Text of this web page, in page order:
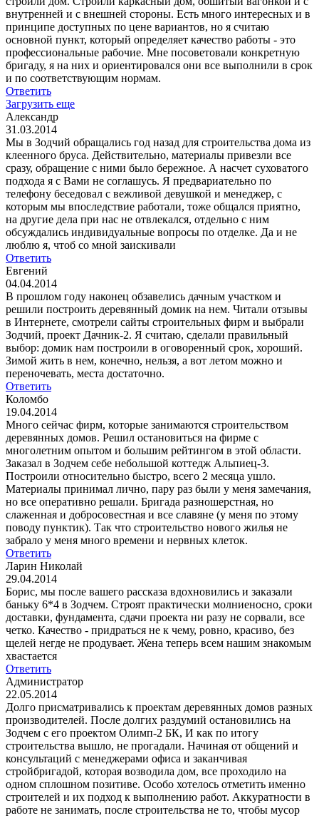
внутренней и с внешней стороны. Есть много интересных и в
принципе доступных по цене вариантов, но я считаю
основной пункт, который определяет качество работы - это
профессиональные рабочие. Мне посоветовали конкретную
бригаду, я на них и ориентировался они все выполнили в срок
и по соответствующим нормам.
Ответить
Загрузить еще
Александр
31.03.2014
Мы в Зодчий обращались год назад для строительства дома из
клеенного бруса. Действительно, материалы привезли все
сразу, обращение с ними было бережное. А насчет суховатого
подхода я с Вами не соглашусь. Я предвариательно по
телефону беседовал с вежливой девушкой и менеджер, с
которым мы впоследствие работали, тоже общался приятно,
на другие дела при нас не отвлекался, отдельно с ним
обсуждались индивидуальные вопросы по отделке. Да и не
люблю я, чтоб со мной заискивали
Ответить
Евгений
04.04.2014
В прошлом году наконец обзавелись дачным участком и
решили построить деревянный домик на нем. Читали отзывы
в Интернете, смотрели сайты строительных фирм и выбрали
Зодчий, проект Дачник-2. Я считаю, сделали правильный
выбор: домик нам построили в оговоренный срок, хороший.
Зимой жить в нем, конечно, нельзя, а вот летом можно и
переночевать, места достаточно.
Ответить
Коломбо
19.04.2014
Много сейчас фирм, которые занимаются строительством
деревянных домов. Решил остановиться на фирме с
многолетним опытом и большим рейтингом в этой области.
Заказал в Зодчем себе небольшой коттедж Альпиец-3.
Построили относительно быстро, всего 2 месяца ушло.
Материалы принимал лично, пару раз были у меня замечания,
но все оперативно решали. Бригада разношерстная, но
слаженная и добросовестная и все славяне (у меня по этому
поводу пунктик). Так что строительство нового жилья не
забрало у меня много времени и нервных клеток.
Ответить
Ларин Николай
29.04.2014
Борис, мы после вашего рассказа вдохновились и заказали
баньку 6*4 в Зодчем. Строят практически молниеносно, сроки
доставки, фундамента, сдачи проекта ни разу не сорвали, все
четко. Качество - придраться не к чему, ровно, красиво, без
щелей негде не продувает. Жена теперь всем нашим знакомым
хвастается
Ответить
Администратор
22.05.2014
Долго присматривались к проектам деревянных домов разных
производителей. После долгих раздумий остановились на
Зодчем с его проектом Олимп-2 БК, И как по итогу
строительства вышло, не прогадали. Начиная от общений и
консультаций с менеджерами офиса и заканчивая
стройбригадой, которая возводила дом, все проходило на
одном сплошном позитиве. Особо хотелось отметить именно
строителей и их подход к выполнению работ. Аккуратности в
работе не занимать, после строительства не то, чтобы мусор